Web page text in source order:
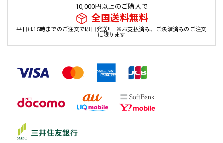
10,000円以上のご購入で
全国送料無料
平日は15時までのご注文で即日発送!! ※お支払済み、ご決済済みのご注文
に限ります